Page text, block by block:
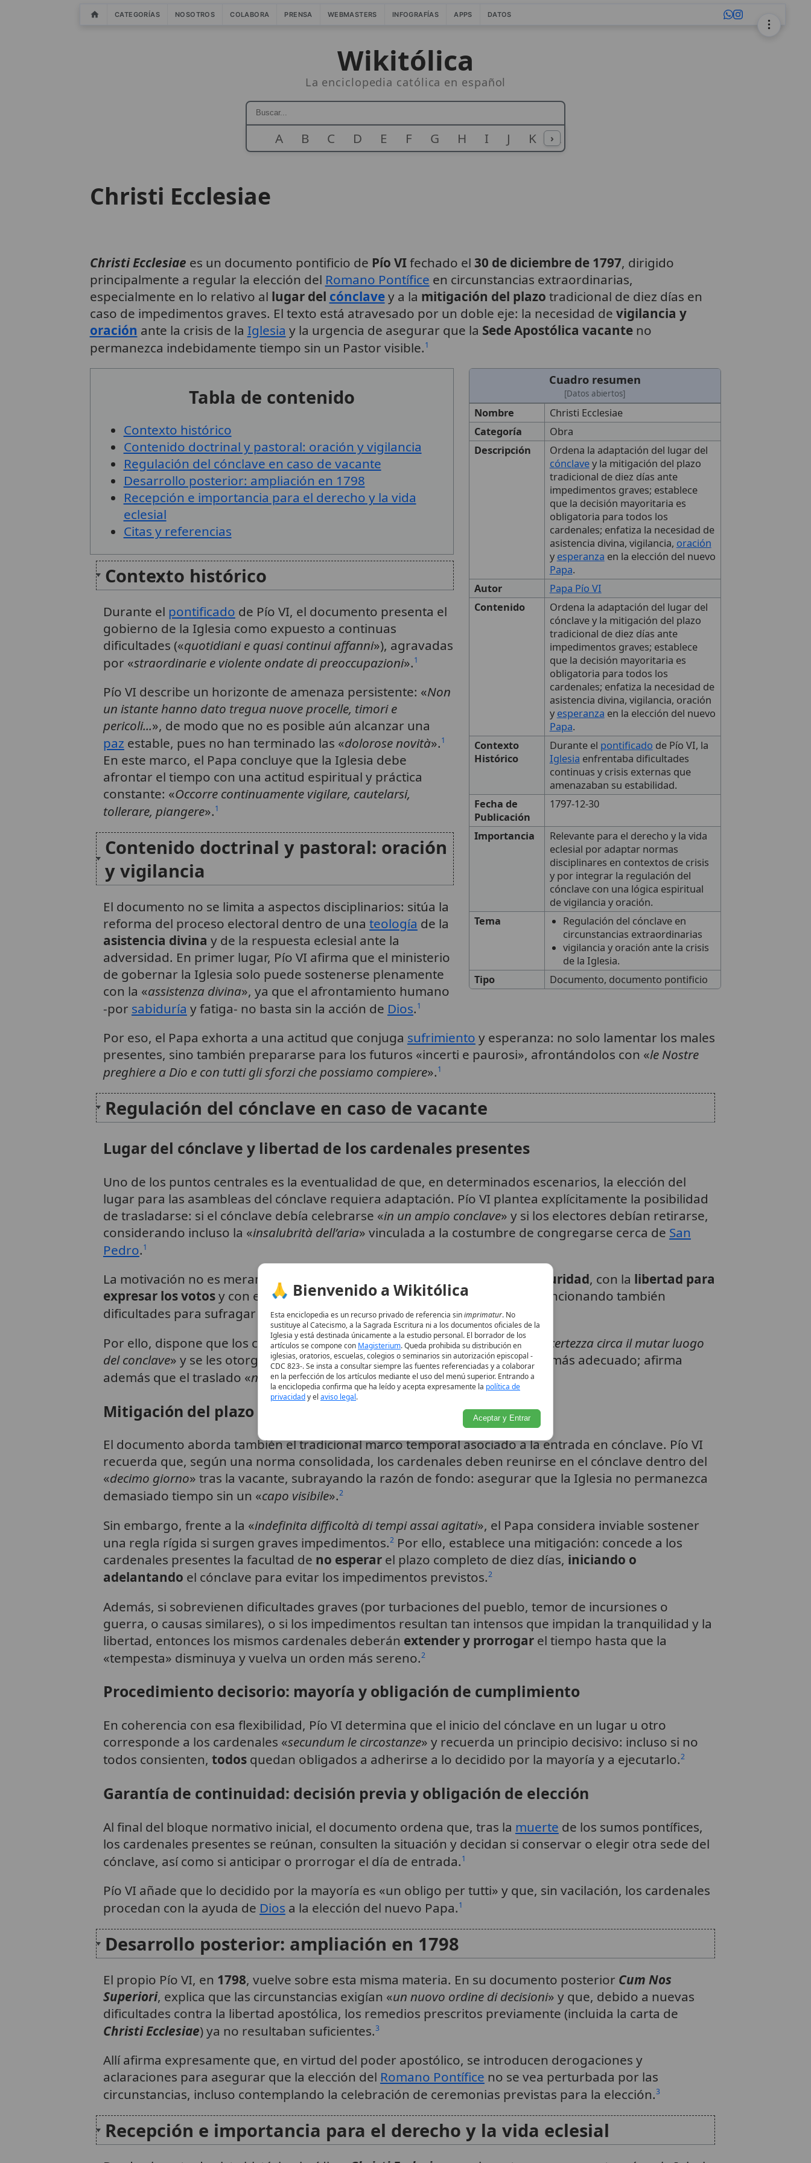
CATEGORÍAS NOSOTROS COLABORA PRENSA WEBMASTERS INFOGRAFÍAS APPS DATOS
Wikitólica
La enciclopedia católica en español
A B C D E F G H I J K L
›
Christi Ecclesiae
Christi Ecclesiae es un documento pontificio de Pío VIfechado el 30 de diciembre de 1797, dirigido
principalmente a regular la elección del Romano Pontífice en circunstancias extraordinarias,
especialmente en lo relativo al lugar del cónclavey a la mitigación del plazo tradicional de diez días en
caso de impedimentos graves. El texto está atravesado por un doble eje: la necesidad de vigilancia y
oración ante la crisis de la Iglesia y la urgencia de asegurar que la Sede Apostólica vacanteno
permanezca indebidamente tiempo sin un Pastor visible.1
Cuadro resumen
[Datos abiertos]
Nombre
Christi Ecclesiae
Categoría
Obra
Descripción
Ordena la adaptación del lugar del
cónclavey la mitigación del plazo
tradicional de diez días ante
impedimentos graves; establece
que la decisión mayoritaria es
obligatoria para todos los
cardenales; enfatiza la necesidad de
asistencia divina, vigilancia, oración
y esperanza en la elección del nuevo
Papa.
Autor
Papa Pío VI
Contenido
Ordena la adaptación del lugar del
cónclave y la mitigación del plazo
tradicional de diez días ante
impedimentos graves; establece
que la decisión mayoritaria es
obligatoria para todos los
cardenales; enfatiza la necesidad de
asistencia divina, vigilancia, oración
y esperanza en la elección del nuevo
Papa.
Contexto
Histórico
Durante el pontificado de Pío VI, la
Iglesia enfrentaba dificultades
continuas y crisis externas que
amenazaban su estabilidad.
Fecha de
Publicación
1797-12-30
Importancia
Relevante para el derecho y la vida
eclesial por adaptar normas
disciplinares en contextos de crisis
y por integrar la regulación del
cónclave con una lógica espiritual
de vigilancia y oración.
Tema
Regulación del cónclave en
circunstancias extraordinarias
vigilancia y oración ante la crisis
de la Iglesia.
Tipo
Documento, documento pontificio
Tabla de contenido
Contexto histórico
Contenido doctrinal y pastoral: oración y vigilancia
Regulación del cónclave en caso de vacante
Desarrollo posterior: ampliación en 1798
Recepción e importancia para el derecho y la vida
eclesial
Citas y referencias
Contexto histórico
Durante el pontificado de Pío VI, el documento presenta el
gobierno de la Iglesia como expuesto a continuas
dificultades («quotidiani e quasi continui affanni»), agravadas
por «straordinarie e violente ondate di preoccupazioni».1
Pío VI describe un horizonte de amenaza persistente: «Non
un istante hanno dato tregua nuove procelle, timori e
pericoli...», de modo que no es posible aún alcanzar una
paz estable, pues no han terminado las «dolorose novità».1
En este marco, el Papa concluye que la Iglesia debe
afrontar el tiempo con una actitud espiritual y práctica
constante: «Occorre continuamente vigilare, cautelarsi,
tollerare, piangere».1
Contenido doctrinal y pastoral: oración
y vigilancia
El documento no se limita a aspectos disciplinarios: sitúa la
reforma del proceso electoral dentro de una teología de la
asistencia divina y de la respuesta eclesial ante la
adversidad. En primer lugar, Pío VI afirma que el ministerio
de gobernar la Iglesia solo puede sostenerse plenamente
con la «assistenza divina», ya que el afrontamiento humano
-por sabiduría y fatiga- no basta sin la acción de Dios.1
Por eso, el Papa exhorta a una actitud que conjuga sufrimiento y esperanza: no solo lamentar los males
presentes, sino también prepararse para los futuros «incerti e paurosi», afrontándolos con «le Nostre
preghiere a Dio e con tutti gli sforzi che possiamo compiere».1
Regulación del cónclave en caso de vacante
Lugar del cónclave y libertad de los cardenales presentes
Uno de los puntos centrales es la eventualidad de que, en determinados escenarios, la elección del
lugar para las asambleas del cónclave requiera adaptación. Pío VI plantea explícitamente la posibilidad
de trasladarse: si el cónclave debía celebrarse «in un ampio conclave» y si los electores debían retirarse,
considerando incluso la «insalubrità dell’aria» vinculada a la costumbre de congregarse cerca de San
Pedro.1
La motivación no es meramente logística: el Papa vincula el lugar con la seguridad, con la libertad para
expresar los votosy con el modo de concluirel proceso sin obstáculos, mencionando también
dificultades para sufragar los gastos.1
Por ello, dispone que los cardenales presentes sean «sciolti e liberi da ogni incertezza circa il mutar luogo
del conclave» y se les otorgue el poder de elegir, si fuera necesario, un lugar más adecuado; afirma
además que el traslado «nulla toglie legalmente ai lavori da svolgere».1
Mitigación del plazo de diez días
El documento aborda también el tradicional marco temporal asociado a la entrada en cónclave. Pío VI
recuerda que, según una norma consolidada, los cardenales deben reunirse en el cónclave dentro del
«decimo giorno» tras la vacante, subrayando la razón de fondo: asegurar que la Iglesia no permanezca
demasiado tiempo sin un «capo visibile».2
Sin embargo, frente a la «indefinita difficoltà di tempi assai agitati», el Papa considera inviable sostener
una regla rígida si surgen graves impedimentos.2Por ello, establece una mitigación: concede a los
cardenales presentes la facultad de no esperarel plazo completo de diez días, iniciando o
adelantando el cónclave para evitar los impedimentos previstos.2
Además, si sobrevienen dificultades graves (por turbaciones del pueblo, temor de incursiones o
guerra, o causas similares), o si los impedimentos resultan tan intensos que impidan la tranquilidad y la
libertad, entonces los mismos cardenales deberán extender y prorrogarel tiempo hasta que la
«tempesta» disminuya y vuelva un orden más sereno.2
Procedimiento decisorio: mayoría y obligación de cumplimiento
En coherencia con esa flexibilidad, Pío VI determina que el inicio del cónclave en un lugar u otro
corresponde a los cardenales «secundum le circostanze» y recuerda un principio decisivo: incluso si no
todos consienten, todosquedan obligados a adherirse a lo decidido por la mayoría y a ejecutarlo.2
Garantía de continuidad: decisión previa y obligación de elección
Al final del bloque normativo inicial, el documento ordena que, tras la muerte de los sumos pontífices,
los cardenales presentes se reúnan, consulten la situación y decidan si conservar o elegir otra sede del
cónclave, así como si anticipar o prorrogar el día de entrada.1
Pío VI añade que lo decidido por la mayoría es «un obligo per tutti» y que, sin vacilación, los cardenales
procedan con la ayuda de Dios a la elección del nuevo Papa.1
Desarrollo posterior: ampliación en 1798
El propio Pío VI, en 1798, vuelve sobre esta misma materia. En su documento posterior Cum Nos
Superiori, explica que las circunstancias exigían «un nuovo ordine di decisioni» y que, debido a nuevas
dificultades contra la libertad apostólica, los remedios prescritos previamente (incluida la carta de
Christi Ecclesiae) ya no resultaban suficientes.3
Allí afirma expresamente que, en virtud del poder apostólico, se introducen derogaciones y
aclaraciones para asegurar que la elección del Romano Pontífice no se vea perturbada por las
circunstancias, incluso contemplando la celebración de ceremonias previstas para la elección.3
Recepción e importancia para el derecho y la vida eclesial
🙏 Bienvenido a Wikitólica
Esta enciclopedia es un recurso privado de referencia sinimprimatur. No
sustituye al Catecismo, a la Sagrada Escritura ni a los documentos oficiales de la
Iglesia y está destinada únicamente a la estudio personal. El borrador de los
artículos se compone con Magisterium. Queda prohibida su distribución en
iglesias, oratorios, escuelas, colegios o seminarios sin autorización episcopal -
CDC 823-. Se insta a consultar siempre las fuentes referenciadas y a colaborar
en la perfección de los artículos mediante el uso del menú superior. Entrando a
la enciclopedia confirma que ha leído y acepta expresamente la política de
privacidady el aviso legal.
Aceptar y Entrar